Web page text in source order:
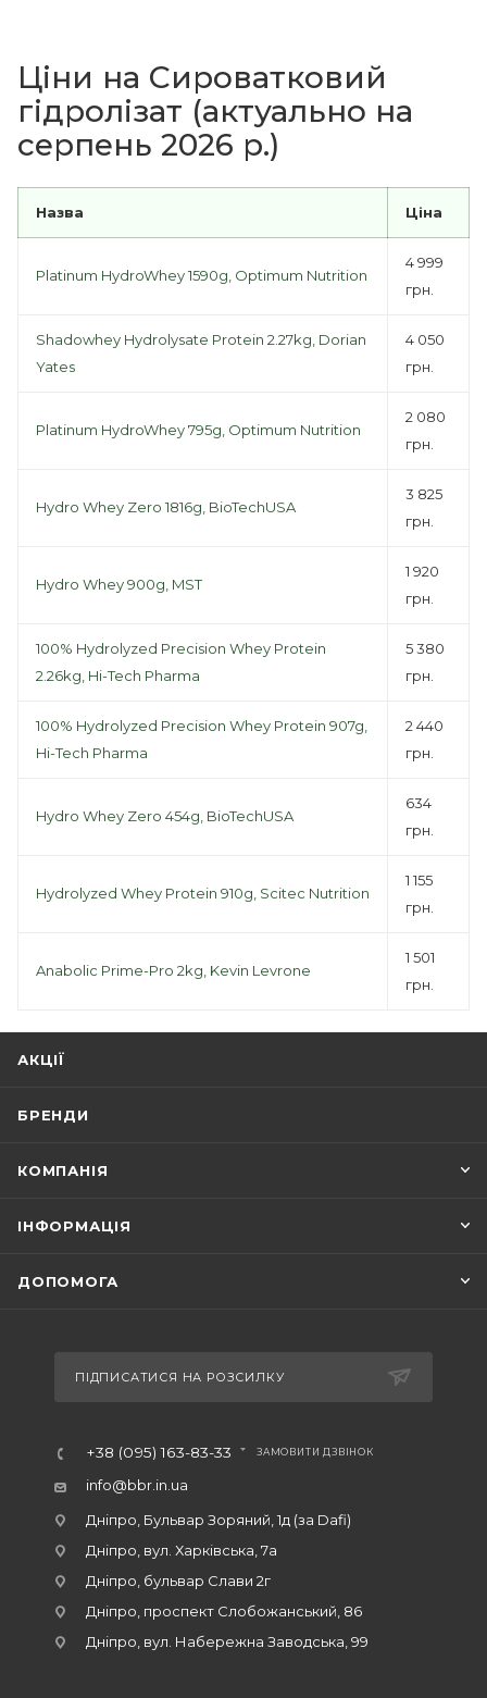
Ціни на Сироватковий
гідролізат (актуально на
серпень 2026 р.)
Назва Ціна
Platinum HydroWhey 1590g, Optimum Nutrition
4 999
грн.
Shadowhey Hydrolysate Protein 2.27kg, Dorian
Yates
4 050
грн.
Platinum HydroWhey 795g, Optimum Nutrition
2 080
грн.
Hydro Whey Zero 1816g, BioTechUSA
3 825
грн.
Hydro Whey 900g, MST
1 920
грн.
100% Hydrolyzed Precision Whey Protein
2.26kg, Hi-Tech Pharma
5 380
грн.
100% Hydrolyzed Precision Whey Protein 907g,
Hi-Tech Pharma
2 440
грн.
Hydro Whey Zero 454g, BioTechUSA
634
грн.
Hydrolyzed Whey Protein 910g, Scitec Nutrition
1 155
грн.
Anabolic Prime-Pro 2kg, Kevin Levrone
1 501
грн.
АКЦІЇ
БРЕНДИ
КОМПАНІЯ
ІНФОРМАЦІЯ
ДОПОМОГА
ПІДПИСАТИСЯ НА РОЗСИЛКУ
+38 (095) 163-83-33 ЗАМОВИТИ ДЗВІНОК
info@bbr.in.ua
Дніпро, Бульвар Зоряний, 1д (за Dafi)
Дніпро, вул. Харківська, 7а
Дніпро, бульвар Слави 2г
Дніпро, проспект Слобожанський, 86
Дніпро, вул. Набережна Заводська, 99